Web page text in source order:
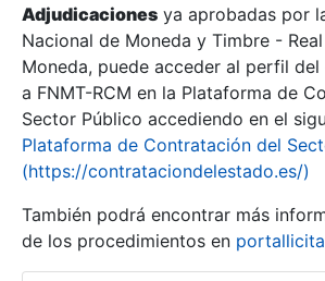
Erakutsi/Ezkutatu
Erakutsi/Ezkutatu
Adjudicaciones ya aprobadas por
Nacional de Moneda y Timbre -
Moneda, puede acceder al perfil
a FNMT-RCM en la Plataforma de
Sector Público accediendo en el
Plataforma de Contratación del
(https://contrataciondelestado.es/)
También podrá encontrar más
de los procedimientos en